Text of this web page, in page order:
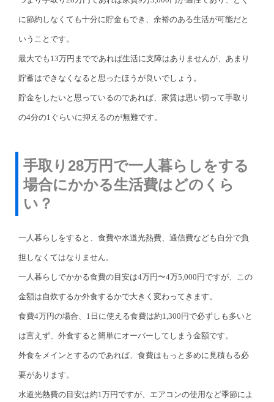
に節約しなくても十分に貯金もでき、余裕のある生活が可能だと
いうことです。
最大でも13万円までであれば生活に支障はありませんが、あまり
貯蓄はできなくなると思ったほうが良いでしょう。
貯金をしたいと思っているのであれば、家賃は思い切って手取り
の4分の1ぐらいに抑えるのが無難です。
手取り28万円で一人暮らしをする
場合にかかる生活費はどのくら
い？
一人暮らしをすると、食費や水道光熱費、通信費なども自分で負
担しなくてはなりません。
一人暮らしでかかる食費の目安は4万円〜4万5,000円ですが、この
金額は自炊するか外食するかで大きく変わってきます。
食費4万円の場合、1日に使える食費は約1,300円で必ずしも多いと
は言えず、外食すると簡単にオーバーしてしまう金額です。
外食をメインとするのであれば、食費はもっと多めに見積もる必
要があります。
水道光熱費の目安は約1万円ですが、エアコンの使用など季節によ